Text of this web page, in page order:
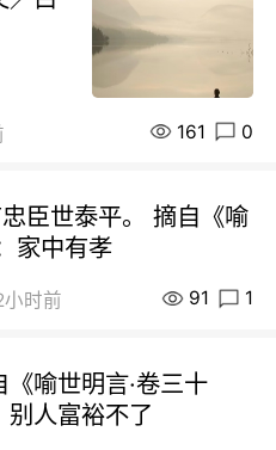
161 0
臣世泰平。 摘自《喻
家中有孝
小时前 91 1
喻世明言·卷三十
人富裕不了